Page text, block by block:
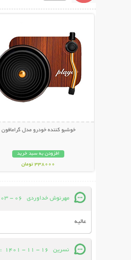
خوشبو کننده خودرو مدل گرامافون
افزودن به سبد خرید
338000 تومان
مهرنوش خداوردی 06 - 03 - 1397
عالیه
نسرین 16 - 11 - 1401
: